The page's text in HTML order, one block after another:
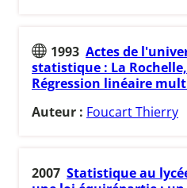
1993 Actes de
statistique : La
Régression linéaire
Auteur : Foucart Thierry
2007 Statistique au